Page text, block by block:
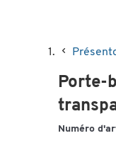
Porte-
Numéro